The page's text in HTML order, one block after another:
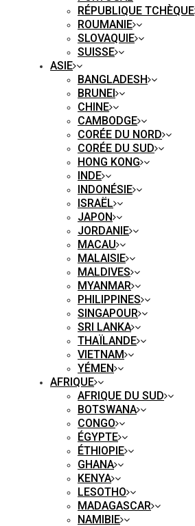
RÉPUBLIQUE TCHÈQUE
ROUMANIE
SLOVAQUIE
SUISSE
ASIE
BANGLADESH
BRUNEI
CHINE
CAMBODGE
CORÉE DU NORD
CORÉE DU SUD
HONG KONG
INDE
INDONÉSIE
ISRAËL
JAPON
JORDANIE
MACAU
MALAISIE
MALDIVES
MYANMAR
PHILIPPINES
SINGAPOUR
SRI LANKA
THAÏLANDE
VIETNAM
YÉMEN
AFRIQUE
AFRIQUE DU SUD
BOTSWANA
CONGO
ÉGYPTE
ÉTHIOPIE
GHANA
KENYA
LESOTHO
MADAGASCAR
NAMIBIE